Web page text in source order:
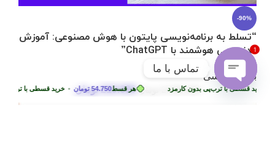
هر قسط 54.750 تومان • خرید قسطی با ترب‌پی بدون قسطی با ترب‌پی بدون کارمزد
-90%
“تسلط به برنامه‌نویسی پایتون با هوش مصنوعی: آموزش
کدنویسی هوشمند با ChatGPT”
برنامه نویسی
2.290.000 تومان 219.000 تومان
تماس با ما
Open
1